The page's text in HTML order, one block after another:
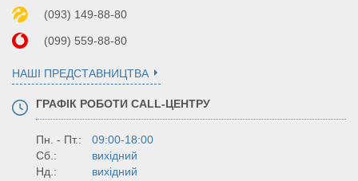
(093) 149-88-80
(099) 559-88-80
НАШІ ПРЕДСТАВНИЦТВА
ГРАФІК РОБОТИ CALL-ЦЕНТРУ
Пн. - Пт.:
09:00-18:00
Сб.:
вихідний
Нд.:
вихідний